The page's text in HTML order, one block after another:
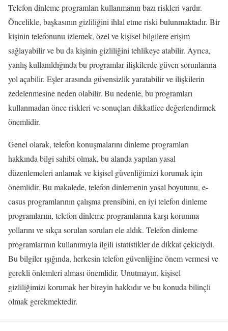
Telefon dinleme programları kullanmanın bazı riskleri vardır.
Öncelikle, başkasının gizliliğini ihlal etme riski bulunmaktadır. Bir
kişinin telefonunu izlemek, özel ve kişisel bilgilere erişim
sağlayabilir ve bu da kişinin gizliliğini tehlikeye atabilir. Ayrıca,
yanlış kullanıldığında bu programlar ilişkilerde güven sorunlarına
yol açabilir. Eşler arasında güvensizlik yaratabilir ve ilişkilerin
zedelenmesine neden olabilir. Bu nedenle, bu programları
kullanmadan önce riskleri ve sonuçları dikkatlice değerlendirmek
önemlidir.
Genel olarak, telefon konuşmalarını dinleme programları
hakkında bilgi sahibi olmak, bu alanda yapılan yasal
düzenlemeleri anlamak ve kişisel güvenliğimizi korumak için
önemlidir. Bu makalede, telefon dinlemenin yasal boyutunu, e-
casus programlarının çalışma prensibini, en iyi telefon dinleme
programlarını, telefon dinleme programlarına karşı korunma
yollarını ve sıkça sorulan soruları ele aldık. Telefon dinleme
programlarının kullanımıyla ilgili istatistikler de dikkat çekiciydi.
Bu bilgiler ışığında, herkesin telefon güvenliğine önem vermesi ve
gerekli önlemleri alması önemlidir. Unutmayın, kişisel
gizliliğimizi korumak her bireyin hakkıdır ve bu konuda bilinçli
olmak gerekmektedir.